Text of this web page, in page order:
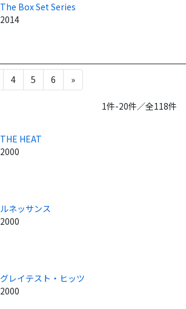
The Box Set Series
2014
4 5 6 »
1件-20件／全118件
THE HEAT
2000
ルネッサンス
2000
グレイテスト・ヒッツ
2000